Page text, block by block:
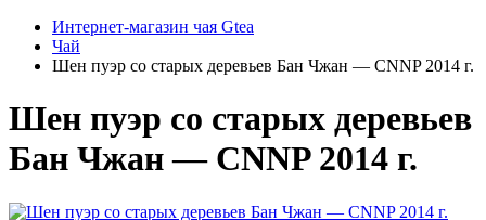
Интернет-магазин чая Gtea
Чай
Шен пуэр со старых деревьев Бан Чжан — CNNP 2014 г.
Шен пуэр со старых деревьев
Бан Чжан — CNNP 2014 г.